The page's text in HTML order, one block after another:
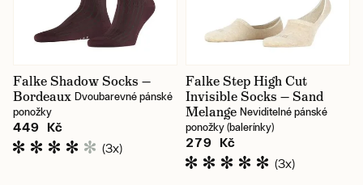
Falke Shadow Socks —
Bordeaux Dvoubarevné pánské
ponožky
449 Kč
(3x)
Falke Step High Cut
Invisible Socks — Sand
Melange Neviditelné pánské
ponožky (balerínky)
279 Kč
(3x)